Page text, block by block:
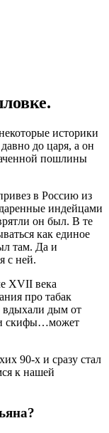
историки
до царя, а он
пошлины
в Россию из
индейцами
он был. В те
как единое
там. Да и
с ней.
XVII века
про табак
вдыхали дым от
скифы…может
90-х и сразу стал
к нашей